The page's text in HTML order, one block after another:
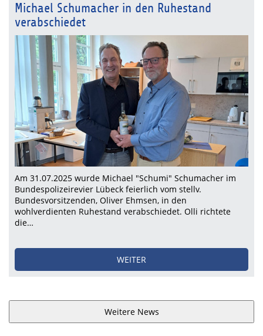
Michael Schumacher in den Ruhestand
verabschiedet
Am 31.07.2025 wurde Michael "Schumi" Schumacher im
Bundespolizeirevier Lübeck feierlich vom stellv.
Bundesvorsitzenden, Oliver Ehmsen, in den
wohlverdienten Ruhestand verabschiedet. Olli richtete
die…
WEITER
Weitere News